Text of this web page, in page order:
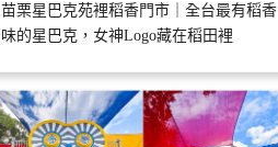
苗栗星巴克苑裡稻香門市｜全台最有稻香
味的星巴克，女神Logo藏在稻田裡